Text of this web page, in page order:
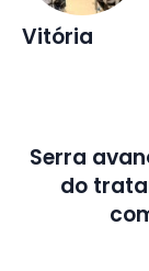
Vitória
Serra
do